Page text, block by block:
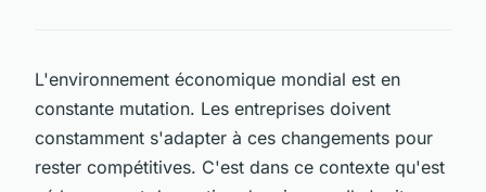
L'environnement économique mondial est en
constante mutation. Les entreprises doivent
constamment s'adapter à ces changements pour
rester compétitives. C'est dans ce contexte qu'est